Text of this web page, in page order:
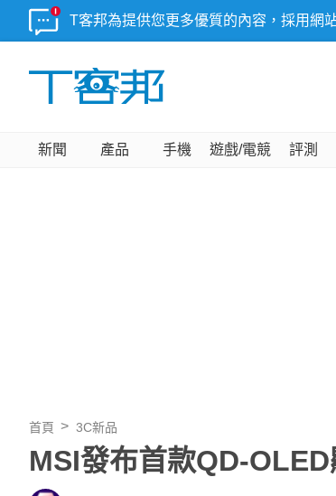
T客邦為提供您更多優質的內容，採用網
新聞 產品 手機 遊戲/電競 評測
首頁 3C新品
MSI發布首款QD-